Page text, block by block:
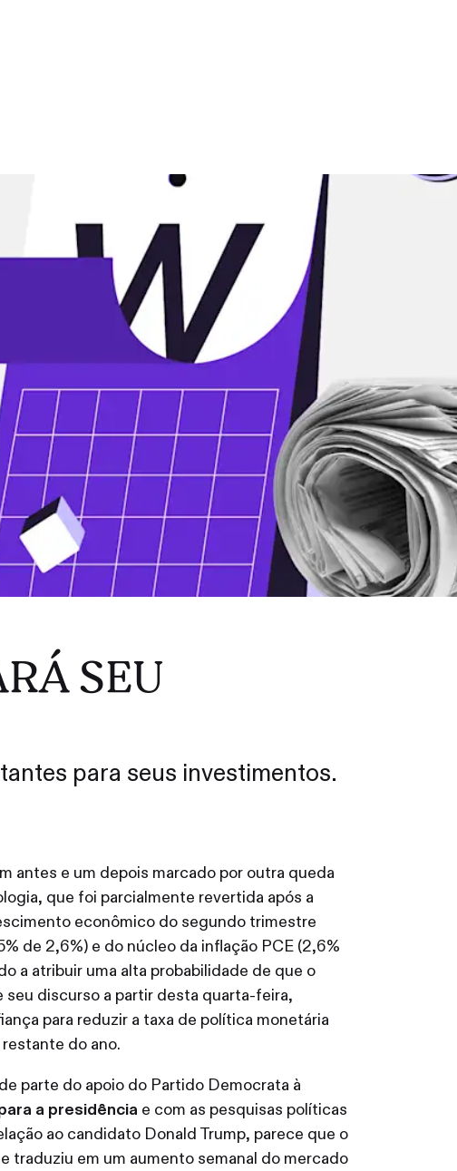
SEU
para seus investimentos.
antes e um depois marcado por outra queda
que foi parcialmente revertida após a
econômico do segundo trimestre
de 2,6%) e do núcleo da inflação PCE (2,6%
a atribuir uma alta probabilidade de que o
seu discurso a partir desta quarta-feira,
para reduzir a taxa de política monetária
do ano.
parte do apoio do Partido Democrata à
a presidência e com as pesquisas políticas
ao candidato Donald Trump, parece que o
traduziu em um aumento semanal do mercado